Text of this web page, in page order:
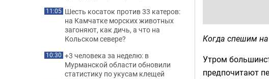
Когда спешим
Утром
предпочитают
11:05 Шесть косаток против 33 катеров:
на Камчатке морских животных
загоняют, как дичь, а что на
Кольском севере?
10:30 +3 человека за неделю: в
Мурманской области обновили
статистику по укусам клещей